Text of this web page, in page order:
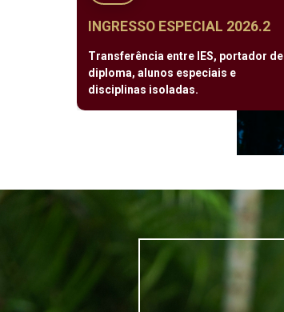
INGRESSO ESPECIAL 2026.2
Transferência entre IES, portador de
diploma, alunos especiais e
disciplinas isoladas.